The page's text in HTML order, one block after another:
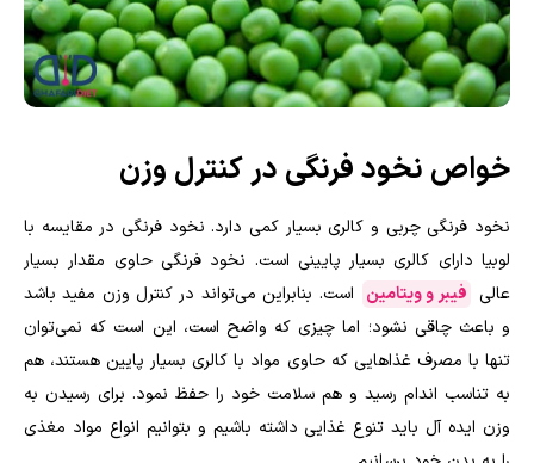
خواص نخود فرنگی در کنترل وزن
نخود فرنگی چربی و کالری بسیار کمی دارد. نخود فرنگی در مقایسه با
لوبیا دارای کالری بسیار پایینی است. نخود فرنگی حاوی مقدار بسیار
عالی فیبر و ویتامین است. بنابراین می‌تواند در کنترل وزن مفید باشد
و باعث چاقی نشود؛ اما چیزی که واضح است، این است که نمی‌توان
تنها با مصرف غذاهایی که حاوی مواد با کالری بسیار پایین هستند، هم
به تناسب اندام رسید و هم سلامت خود را حفظ نمود. برای رسیدن به
وزن ایده آل باید تنوع غذایی داشته باشیم و بتوانیم انواع مواد مغذی